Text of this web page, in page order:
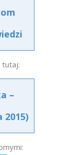
tutaj:
–
2015)